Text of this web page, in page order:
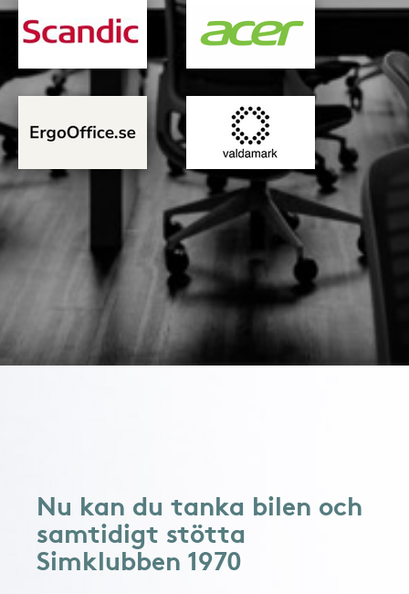
Nu kan du tanka bilen och
samtidigt stötta
Simklubben 1970